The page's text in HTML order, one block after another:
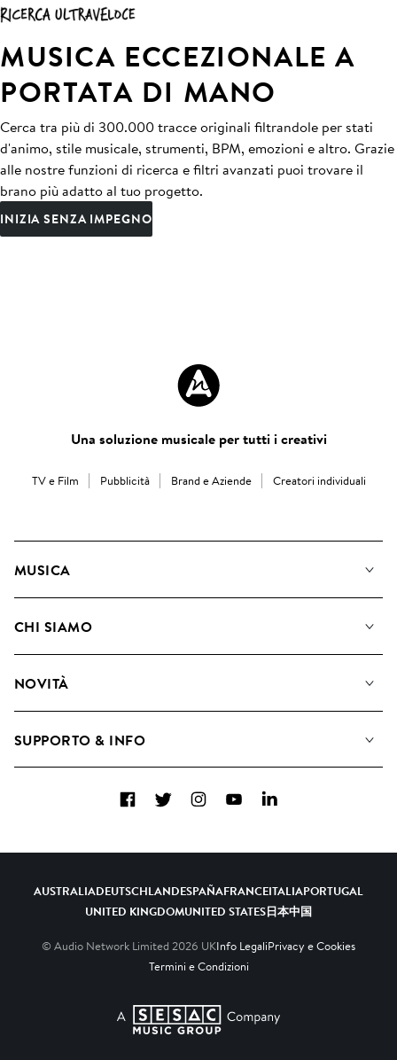
MUSICA ECCEZIONALE A
PORTATA DI MANO
Cerca tra più di 300.000 tracce originali filtrandole per stati
d'animo, stile musicale, strumenti, BPM, emozioni e altro. Grazie
alle nostre funzioni di ricerca e filtri avanzati puoi trovare il
brano più adatto al tuo progetto.
INIZIA SENZA IMPEGNO
Una soluzione musicale per tutti i creativi
TV e Film Pubblicità Brand e Aziende Creatori individuali
MUSICA
Cerca
CHI SIAMO
Come utilizziamo l'intelligenza artificiale
NOVITÀ
SUPPORTO & INFO
FacebookTwitterInstagramYouTubeLinkedIn
AUSTRALIADEUTSCHLANDESPAÑAFRANCEITALIAPORTUGAL
UNITED KINGDOMUNITED STATES日本中国
© Audio Network Limited 2026 UKInfo LegaliPrivacy e Cookies
Termini e Condizioni
A SESAC Company